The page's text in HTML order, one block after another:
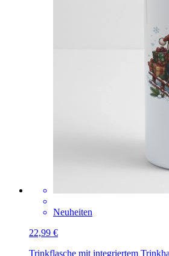
Neuheiten
22,99 €
Trinkflasche mit integriertem